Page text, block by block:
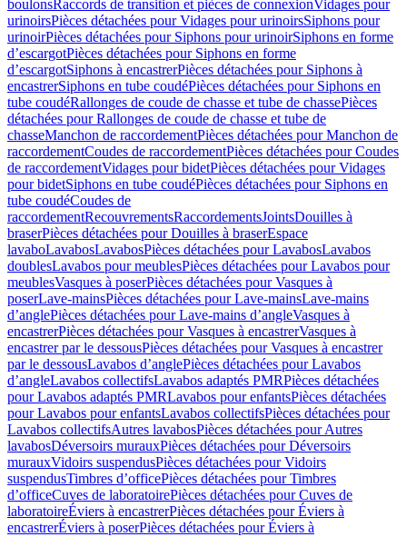
boulonsRaccords de transition et pièces de connexionVidages pour
urinoirsPièces détachées pour Vidages pour urinoirsSiphons pour
urinoirPièces détachées pour Siphons pour urinoirSiphons en forme
d’escargotPièces détachées pour Siphons en forme
d’escargotSiphons à encastrerPièces détachées pour Siphons à
encastrerSiphons en tube coudéPièces détachées pour Siphons en
tube coudéRallonges de coude de chasse et tube de chassePièces
détachées pour Rallonges de coude de chasse et tube de
chasseManchon de raccordementPièces détachées pour Manchon de
raccordementCoudes de raccordementPièces détachées pour Coudes
de raccordementVidages pour bidetPièces détachées pour Vidages
pour bidetSiphons en tube coudéPièces détachées pour Siphons en
tube coudéCoudes de
raccordementRecouvrementsRaccordementsJointsDouilles à
braserPièces détachées pour Douilles à braserEspace
lavaboLavabosLavabosPièces détachées pour LavabosLavabos
doublesLavabos pour meublesPièces détachées pour Lavabos pour
meublesVasques à poserPièces détachées pour Vasques à
poserLave-mainsPièces détachées pour Lave-mainsLave-mains
d’anglePièces détachées pour Lave-mains d’angleVasques à
encastrerPièces détachées pour Vasques à encastrerVasques à
encastrer par le dessousPièces détachées pour Vasques à encastrer
par le dessousLavabos d’anglePièces détachées pour Lavabos
d’angleLavabos collectifsLavabos adaptés PMRPièces détachées
pour Lavabos adaptés PMRLavabos pour enfantsPièces détachées
pour Lavabos pour enfantsLavabos collectifsPièces détachées pour
Lavabos collectifsAutres lavabosPièces détachées pour Autres
lavabosDéversoirs murauxPièces détachées pour Déversoirs
murauxVidoirs suspendusPièces détachées pour Vidoirs
suspendusTimbres dʼofficePièces détachées pour Timbres
dʼofficeCuves de laboratoirePièces détachées pour Cuves de
laboratoireÉviers à encastrerPièces détachées pour Éviers à
encastrerÉviers à poserPièces détachées pour Éviers à